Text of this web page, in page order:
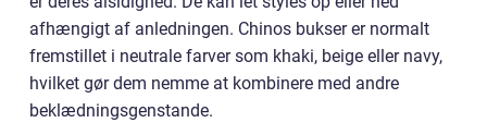
afhængigt af anledningen. Chinos bukser er normalt
fremstillet i neutrale farver som khaki, beige eller navy,
hvilket gør dem nemme at kombinere med andre
beklædningsgenstande.